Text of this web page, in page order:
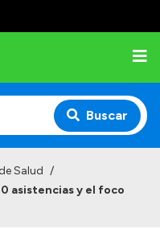
Buscar
Salud /
asistencias y el foco